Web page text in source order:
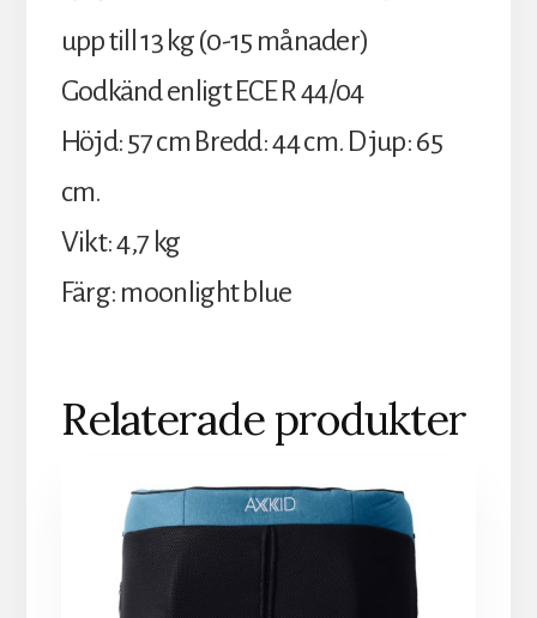
upp till 13 kg (0-15 månader)
Godkänd enligt ECE R 44/04
Höjd: 57 cm Bredd: 44 cm. Djup: 65
cm.
Vikt: 4,7 kg
Färg: moonlight blue
Relaterade produkter